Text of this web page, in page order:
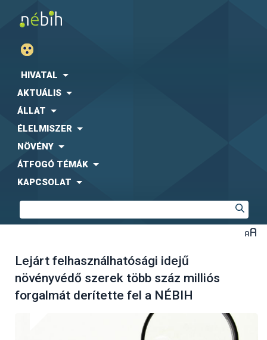
HIVATAL
AKTUÁLIS
ÁLLAT
ÉLELMISZER
NÖVÉNY
ÁTFOGÓ TÉMÁK
KAPCSOLAT
Lejárt felhasználhatósági idejű
növényvédő szerek több száz milliós
forgalmát derítette fel a NÉBIH